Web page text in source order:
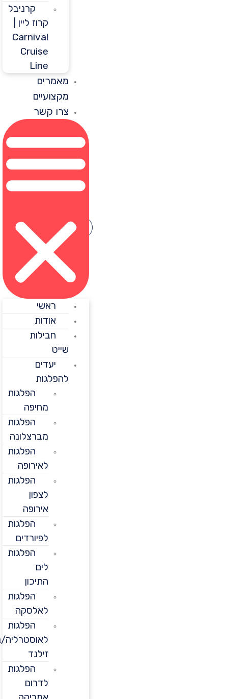
קרניבל
קרוז ליין |
Carnival
Cruise
מאמרים
מקצועיים
צרו קשר
ראשי
אודות
חבילות
יעדים
להפלגות
הפלגות
מחיפה
הפלגות
מברצלונה
הפלגות
לאירופה
הפלגות
אירופה
הפלגות
לפיורדים
הפלגות
התיכון
הפלגות
לאלסקה
הפלגות
לאוסטרליה/ניו
הפלגות
לדרום